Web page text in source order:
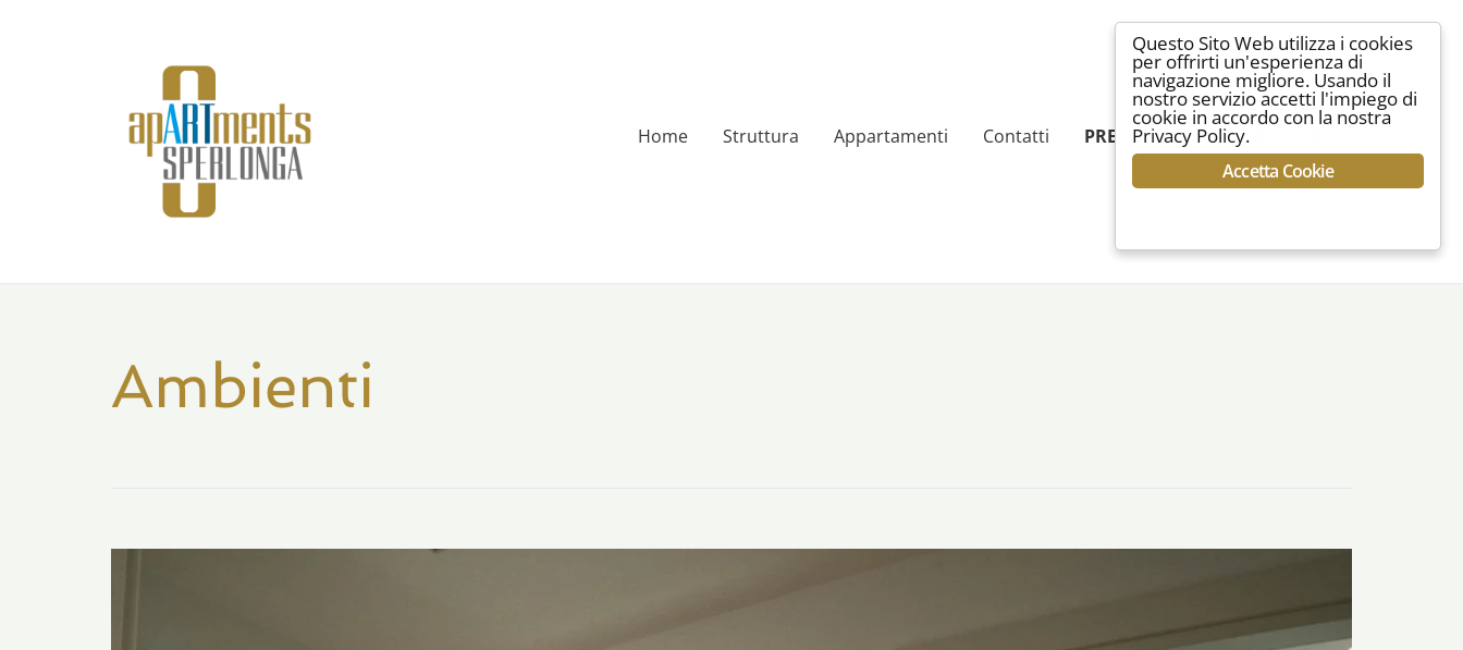
Home Struttura Appartamenti Contatti PRENOTA ORA
Ambienti
Questo Sito Web utilizza i cookies
per offrirti un'esperienza di
navigazione migliore. Usando il
nostro servizio accetti l'impiego di
cookie in accordo con la nostra
Privacy Policy.
Accetta Cookie